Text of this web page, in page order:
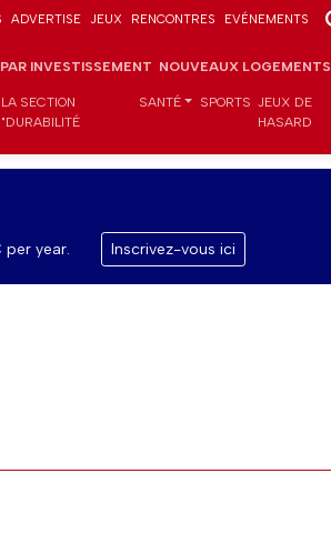
ADVERTISE JEUX RENCONTRES EVÉNEMENTS
INVESTISSEMENT NOUVEAUX LOGEMENTS
LA SECTION
"DURABILITÉ
SANTÉ SPORTS JEUX DE
HASARD
year. Inscrivez-vous ici